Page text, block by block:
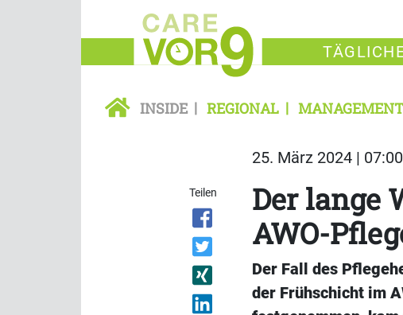
INSIDE REGIONAL MANAGEMENT
25. März 2024 |
Teilen
Der lange
AWO-
Der Fall des
der Frühschicht im